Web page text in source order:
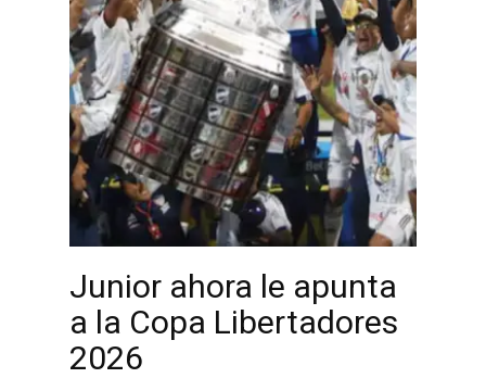
Junior ahora le apunta
a la Copa Libertadores
2026